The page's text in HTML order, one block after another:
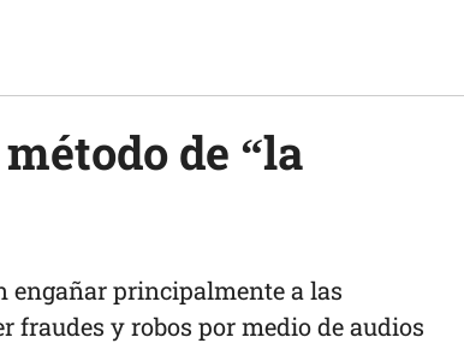
de “la
engañar principalmente a las
fraudes y robos por medio de audios